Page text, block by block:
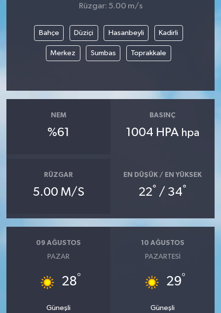
Rüzgar: 5.00 m/s
Bahçe Düziçi Hasanbeyli Kadirli
Merkez Sumbas Toprakkale
NEM
%61
BASINÇ
1004 HPA hpa
RÜZGAR
5.00 M/S
EN DÜŞÜK / EN YÜKSEK
22° / 34°
09 AĞUSTOS
PAZAR
28°
Güneşli
10 AĞUSTOS
PAZARTESI
29°
Güneşli
Kültür ve Sanat
Sivil Toplum
Tarım
Resmi İlanlar